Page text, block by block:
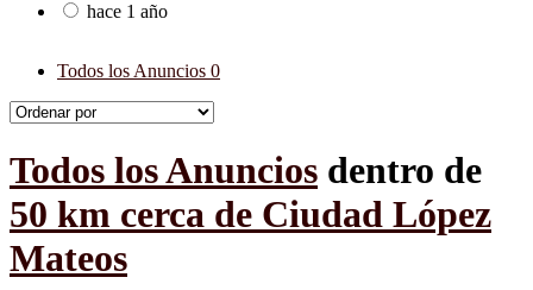
hace 1 año
Todos los Anuncios 0
Todos los Anuncios dentro de
50 km cerca de Ciudad López
Mateos